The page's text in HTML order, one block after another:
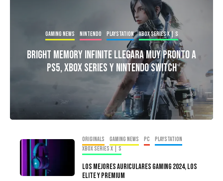
Gaming news Nintendo PlayStation Xbox Series X | S
Bright Memory Infinite Llegara Muy Pronto A
PS5, Xbox Series y Nintendo Switch
Originals Gaming news PC
PlayStation
Xbox Series X | S
Los Mejores Auriculares Gaming 2024, Los
Elite y Premium